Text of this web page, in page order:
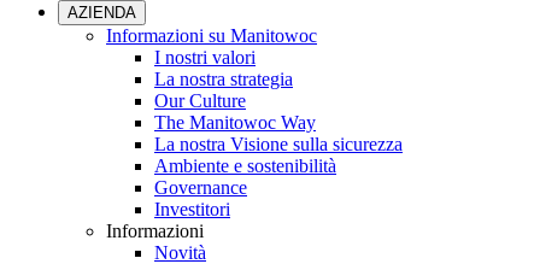
AZIENDA
Informazioni su Manitowoc
I nostri valori
La nostra strategia
Our Culture
The Manitowoc Way
La nostra Visione sulla sicurezza
Ambiente e sostenibilità
Governance
Investitori
Informazioni
Novità